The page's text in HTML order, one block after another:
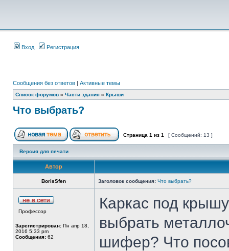
Вход Регистрация
Сообщения без ответов | Активные темы
Список форумов » Части здания » Крыши
Что выбрать?
Страница 1 из 1 [ Сообщений: 13 ]
Версия для печати
Автор
BorisSfen Заголовок сообщения: Что выбрать?
Профессор
Зарегистрирован: Пн апр 18,
2016 5:33 pm
Сообщения: 62
Каркас под
выбрать
шифер? Что